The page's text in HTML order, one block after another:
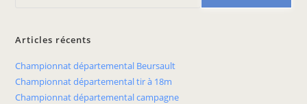
Articles récents
Championnat départemental Beursault
Championnat départemental tir à 18m
Championnat départemental campagne